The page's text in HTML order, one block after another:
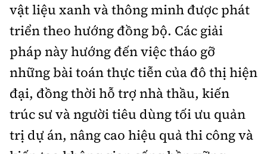
vật liệu xanh và thông minh được phát
triển theo hướng đồng bộ. Các giải
pháp này hướng đến việc tháo gỡ
những bài toán thực tiễn của đô thị hiện
đại, đồng thời hỗ trợ nhà thầu, kiến
trúc sư và người tiêu dùng tối ưu quản
trị dự án, nâng cao hiệu quả thi công và